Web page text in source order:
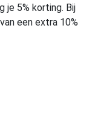
je 5% korting. Bij
een extra 10%